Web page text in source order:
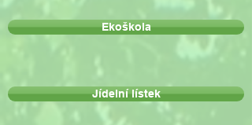
Ekoškola
Jídelní lístek